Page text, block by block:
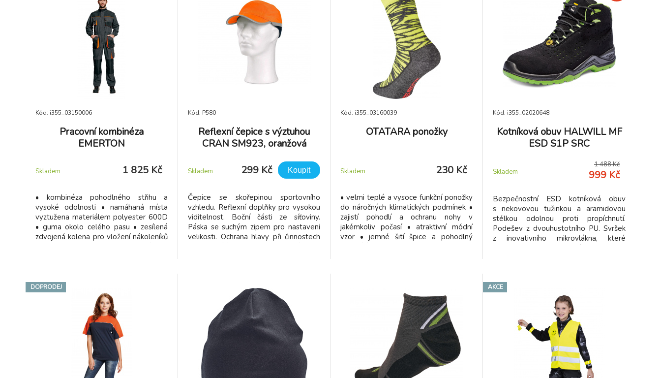
Kód: i355_03150006
Pracovní kombinéza
EMERTON
Skladem 1 825 Kč
• kombinéza pohodlného střihu a
vysoké odolnosti • namáhaná místa
vyztužena materiálem polyester 600D
• guma okolo celého pasu • zesílená
zdvojená kolena pro vložení nákoleníků
• poutko na kladivo • vyrobené pro
Kód: P580
Reflexní čepice s výztuhou
CRAN SM923, oranžová
Skladem 299 Kč Koupit
Čepice se skořepinou sportovního
vzhledu. Reflexní doplňky pro vysokou
viditelnost. Boční části ze síťoviny.
Páska se suchým zipem pro nastavení
velikosti. Ochrana hlavy při činnostech
nevyžadujících přilbu. Neslouží jako
Kód: i355_03160039
OTATARA ponožky
Skladem 230 Kč
• velmi teplé a vysoce funkční ponožky
do náročných klimatických podmínek •
zajistí pohodlí a ochranu nohy v
jakémkoliv počasí • atraktivní módní
vzor • jemné šití špice a pohodlný
neškrtící lem
Kód: i355_02020648
Kotníková obuv HALWILL MF
ESD S1P SRC
Skladem
1 488 Kč
999 Kč
Bezpečnostní ESD kotníková obuv
s nekovovou tužinkou a aramidovou
stélkou odolnou proti propíchnutí.
Podešev z dvouhustotního PU. Svršek
z inovativního mikrovlákna, které
zajišťuje uživateli perfektní prodyšnost.
DOPRODEJ AKCE